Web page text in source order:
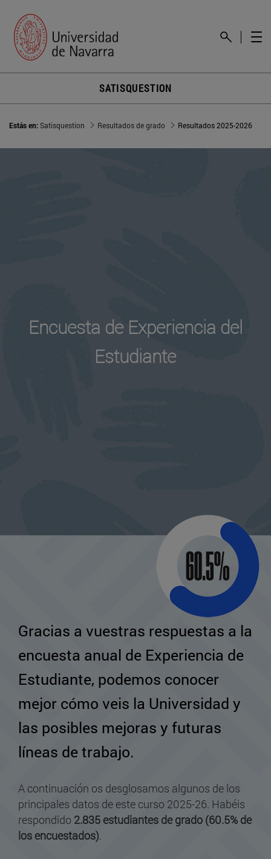
SATISQUESTION
Estás en:Satisquestion Resultados de grado Resultados 2025-2026
Encuesta de Experiencia del
Estudiante
Gracias a vuestras respuestas a la
encuesta anual de Experiencia de
Estudiante, podemos conocer
mejor cómo veis la Universidad y
las posibles mejoras y futuras
líneas de trabajo.
A continuación os desglosamos algunos de los
principales datos de este curso 2025-26. Habéis
respondido 2.835 estudiantes de grado (60.5% de
los encuestados).